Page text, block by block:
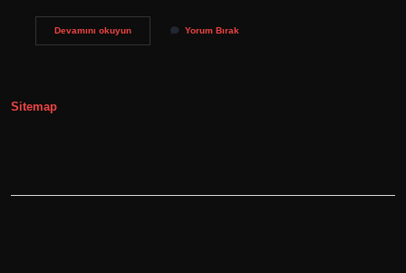
Devamını okuyunCihangir
Yorum Bırak
Sitemap